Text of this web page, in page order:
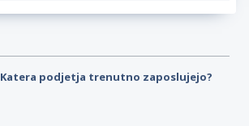
Katera podjetja trenutno zaposlujejo?